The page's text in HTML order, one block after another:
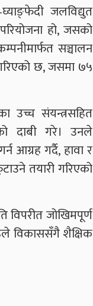
जलविद्युत
हो, जसको
सञ्चालन
छ, जसमा ७५
उच्च संयन्त्रसहित
दाबी गरे। उनले
आग्रह गर्दै, हावा र
तयारी गरिएको
विपरीत जोखिमपूर्ण
विकाससँगै शैक्षिक